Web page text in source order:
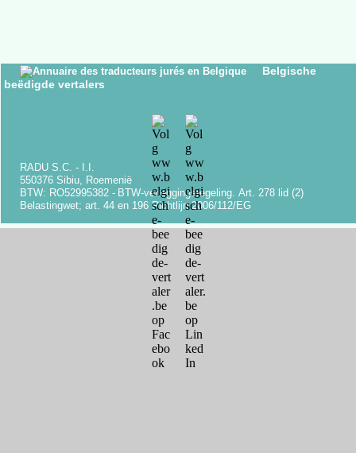
Belgische
beëdigde vertalers
RADU S.C. - I.I.
550376 Sibiu, Roemenië
BTW: RO52995382 - BTW-verleggingsregeling. Art. 278 lid (2)
Belastingwet; art. 44 en 196 Richtlijn 2006/112/EG